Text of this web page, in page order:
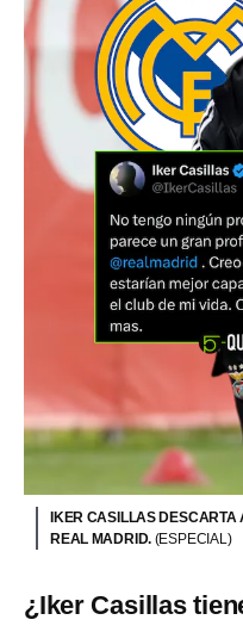
IKER CASILLAS
REAL MADRID. (ESPECIAL)
¿Iker Casillas